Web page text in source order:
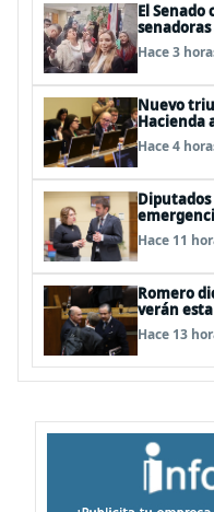
El
Hace 3
Nuevo
Hacienda
Hace 4
Diputados
piden
familias
Hace 11
Romero
verán
Hacienda
Hace 13